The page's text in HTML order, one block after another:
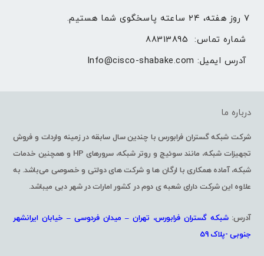
۷ روز هفته، ۲۴ ساعته پاسخگوی شما هستیم.
شماره تماس: 88313895
آدرس ایمیل: Info@cisco-shabake.com
درباره ما
شرکت شبکه گستران فرابورس با چندین سال سابقه در زمینه واردات و فروش
تجهیزات شبکه، مانند سوئیچ و روتر شبکه، سرورهای HP و همچنین خدمات
شبکه، آماده همکاری با ارگان ها و شرکت های دولتی و خصوصی می‌باشد. به
علاوه این شرکت دارای شعبه ی دوم در کشور امارات در شهر دبی میباشد.
آدرس:شبکه گستران فرابورس، تهران – میدان فردوسی – خیابان ایرانشهر
جنوبی -پلاک 59